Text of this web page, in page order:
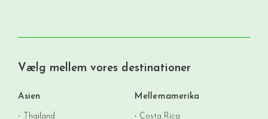
Vælg mellem vores destinationer
Asien
Thailand
Mellemamerika
Costa Rica